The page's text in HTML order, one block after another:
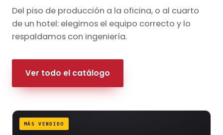
Del piso de producción a la oficina, o al cuarto
de un hotel: elegimos el equipo correcto y lo
respaldamos con ingeniería.
Ver todo el catálogo
MÁS VENDIDO